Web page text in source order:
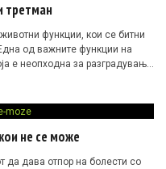
третман
функции, кои се битни
од важните функции на
е неопходна за разградување
не се може
да дава отпор на болести со